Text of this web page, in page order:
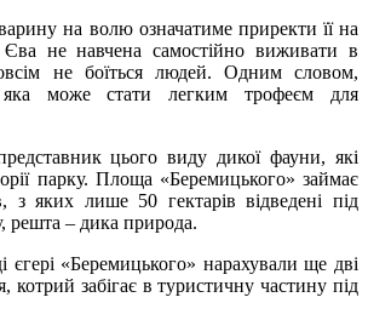
на волю означатиме приректи її на
Єва не навчена самостійно виживати в
не боїться людей. Одним словом,
може стати легким трофеєм для
цього виду дикої фауни, які
парку. Площа «Беремицького» займає
з яких лише 50 гектарів відведені під
решта – дика природа.
єгері «Беремицького» нарахували ще дві
котрий забігає в туристичну частину під